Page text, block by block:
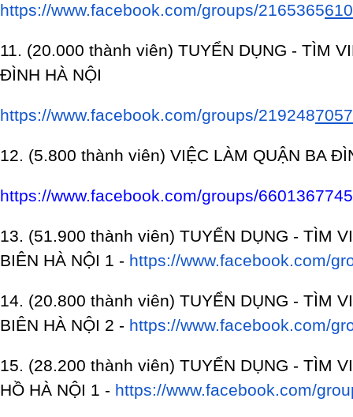
https://www.facebook.com/groups/2165365
11. (20.000 thành viên) TUYỂN DỤNG - TÌM
ĐÌNH HÀ NỘI
https://www.facebook.com/groups/219248
12. (5.800 thành viên) VIỆC LÀM QUẬN BA
https://www.facebook.com/groups/
13. (51.900 thành viên) TUYỂN DỤNG - TÌM
BIÊN HÀ NỘI 1 - https://www.facebook.com/
14. (20.800 thành viên) TUYỂN DỤNG - TÌM
BIÊN HÀ NỘI 2 - https://www.facebook.com/
15. (28.200 thành viên) TUYỂN DỤNG - TÌM
HỒ HÀ NỘI 1 - https://www.facebook.com/